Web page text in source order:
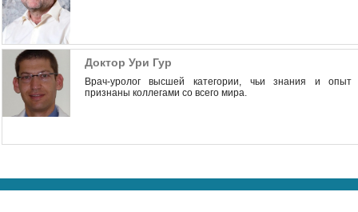
Доктор Ури Гур
Врач-уролог высшей категории, чьи знания и опыт
признаны коллегами со всего мира.